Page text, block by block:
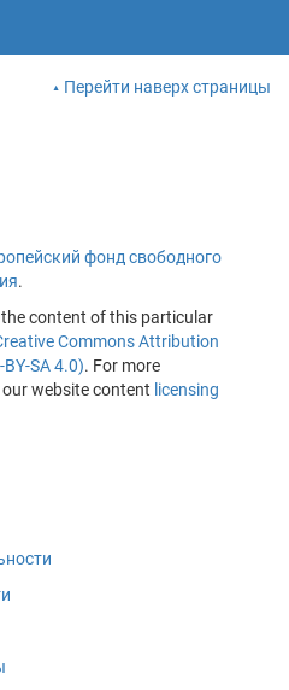
Перейти наверх страницы
фонд свободного
.
content of this particular
Commons Attribution
SA 4.0). For more
website content licensing